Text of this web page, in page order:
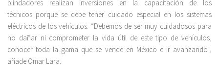
blindadores realizan inversiones en la capacitación de los
técnicos porque se debe tener cuidado especial en los sistemas
eléctricos de los vehículos. “Debemos de ser muy cuidadosos para
no dañar ni comprometer la vida útil de este tipo de vehículos,
conocer toda la gama que se vende en México e ir avanzando”,
añade Omar Lara.